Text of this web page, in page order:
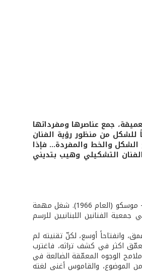
جمع عناصرها ومفرداتها
للشكل من منظور رؤية الفنان
الشكل والخط والمفردة... فإذا
التشكيلي وهيب بتديني
وهيب بتديني من مواليد بلدة كفرنبرخ الشوفية، حائز ماجستير في الرسم والتصوير الجداري، من معهد سوريكوف - موسكو (العام 1966). شغل مهمة
الجميلة في الجامعة اللبنانية من العام 1967 الى العام 1988، عضو في جمعية الفنانين اللبنانيين للرسم
وانفتاحاً أوسع، لكنّ تقنيته لم
اكثر في كشف تراثه، فاغترب
الوجوه المعمّقة الضالعة في
الموضوع، والقاموس أغنى لغته